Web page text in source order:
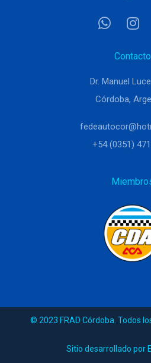
Contacto
Dr. Manuel
Córdoba,
+54 (0351)
© 2023 FRAD Córdoba. Todos
Sitio desarrollado por